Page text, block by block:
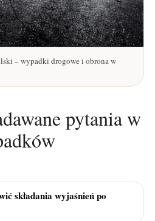
– wypadki drogowe i obrona w
pytania w
składania wyjaśnień po